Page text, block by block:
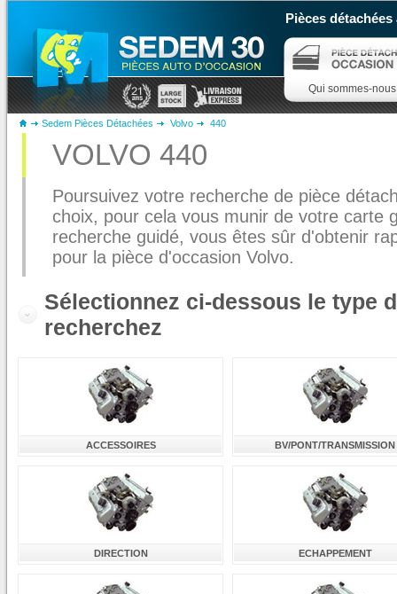
Pièces
Qui sommes-
Sedem Pièces Détachées Volvo 440
VOLVO 440
Poursuivez votre recherche de pièce
choix, pour cela vous munir de votre carte
recherche guidé, vous êtes sûr d'obtenir
pour la pièce d'occasion Volvo.
Sélectionnez ci-dessous le type
recherchez
ACCESSOIRES BV/PONT/TRANSMISSION
DIRECTION ECHAPPEMENT